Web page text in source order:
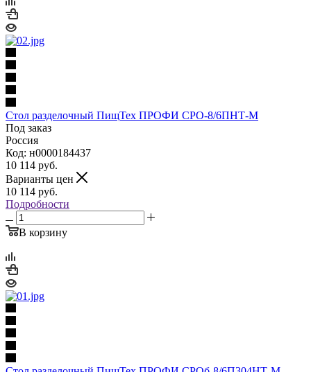
Стол разделочный ПищТех ПРОФИ СРО-8/6ПНТ-М
Под заказ
Россия
Код: н0000184437
10 114 руб.
Варианты цен
10 114 руб.
Подробности
В корзину